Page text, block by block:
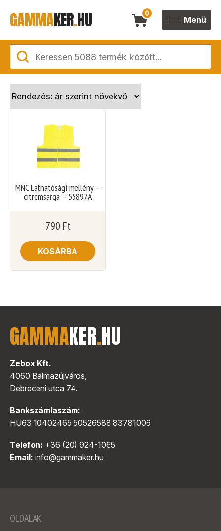
GAMMAKER.HU 0
Menü
MNC Láthatósági mellény –
citromsárga – 55897A
790 Ft
KOSÁRBA
GAMMAKER.HU
Zebox Kft.
4060 Balmazújváros,
Debreceni utca 74.
Bankszámlaszám:
HU63 10402465 50526588 83781006
Telefon: +36 (20) 924-1065
Email: info@gammaker.hu
OLDALAK